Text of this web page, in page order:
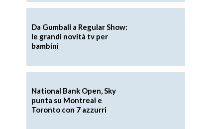
Da Gumball a Regular Show:
le grandi novità tv per
bambini
National Bank Open, Sky
punta su Montreal e
Toronto con 7 azzurri